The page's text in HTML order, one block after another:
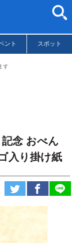
ント スポット
す
念 おべん
入り掛け紙